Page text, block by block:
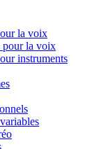
la voix
pour la voix
instruments